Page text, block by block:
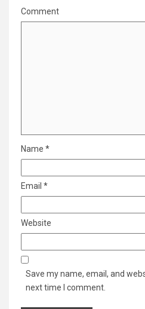
Comment
Name *
Email *
Website
Save my name, email, and
next time I comment.